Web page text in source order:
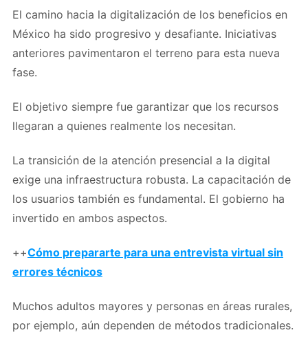
El camino hacia la digitalización de los beneficios en
México ha sido progresivo y desafiante. Iniciativas
anteriores pavimentaron el terreno para esta nueva
fase.
El objetivo siempre fue garantizar que los recursos
llegaran a quienes realmente los necesitan.
La transición de la atención presencial a la digital
exige una infraestructura robusta. La capacitación de
los usuarios también es fundamental. El gobierno ha
invertido en ambos aspectos.
++Cómo prepararte para una entrevista virtual sin
errores técnicos
Muchos adultos mayores y personas en áreas rurales,
por ejemplo, aún dependen de métodos tradicionales.